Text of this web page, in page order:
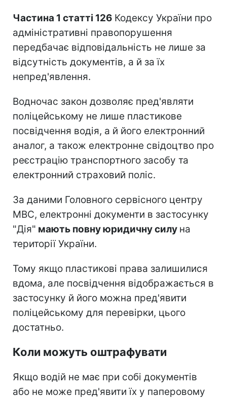
Частина 1 статті 126 Кодексу України про
адміністративні правопорушення
передбачає відповідальність не лише за
відсутність документів, а й за їх
непред'явлення.
Водночас закон дозволяє пред'являти
поліцейському не лише пластикове
посвідчення водія, а й його електронний
аналог, а також електронне свідоцтво про
реєстрацію транспортного засобу та
електронний страховий поліс.
За даними Головного сервісного центру
МВС, електронні документи в застосунку
"Дія" мають повну юридичну силу на
території України.
Тому якщо пластикові права залишилися
вдома, але посвідчення відображається в
застосунку й його можна пред'явити
поліцейському для перевірки, цього
достатньо.
Коли можуть оштрафувати
Якщо водій не має при собі документів
або не може пред'явити їх у паперовому